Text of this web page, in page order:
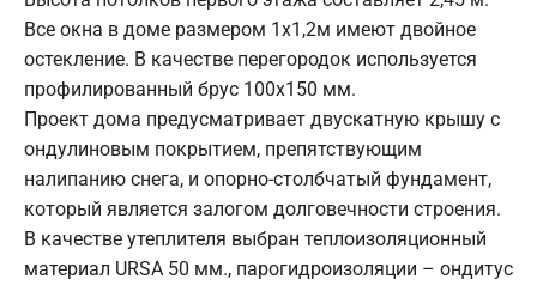
Все окна в доме размером 1х1,2м имеют двойное
остекление. В качестве перегородок используется
профилированный брус 100х150 мм.
Проект дома предусматривает двускатную крышу с
ондулиновым покрытием, препятствующим
налипанию снега, и опорно-столбчатый фундамент,
который является залогом долговечности строения.
В качестве утеплителя выбран теплоизоляционный
материал URSA 50 мм., парогидроизоляции – ондитус